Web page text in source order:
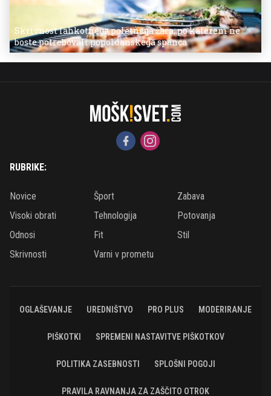
Skrivnost lahkotnega poletnega žara, po katerem ne
boste potrebovali popoldanskega spanca
RUBRIKE:
Novice Šport
Zabava
Visoki obrati
Tehnologija
Potovanja
Odnosi
Fit
Stil
Skrivnosti
Varni v prometu
OGLAŠEVANJE UREDNIŠTVO PRO PLUS MODERIRANJE
PIŠKOTKI SPREMENI NASTAVITVE PIŠKOTKOV
POLITIKA ZASEBNOSTI SPLOŠNI POGOJI
PRAVILA RAVNANJA ZA ZAŠČITO OTROK